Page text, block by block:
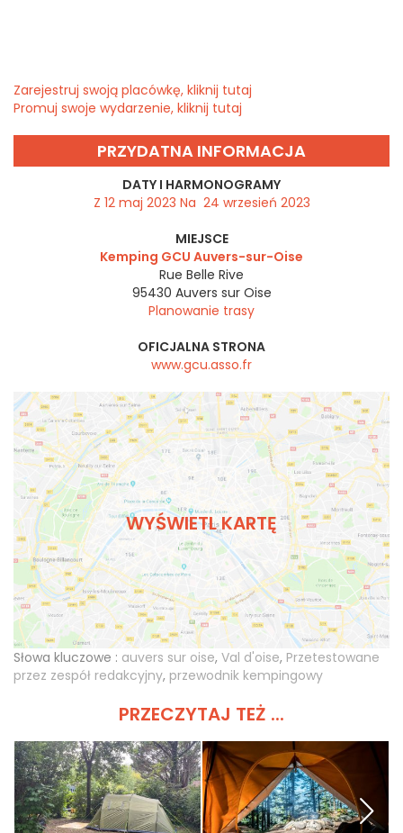
Zarejestruj swoją placówkę, kliknij tutaj
Promuj swoje wydarzenie, kliknij tutaj
PRZYDATNA INFORMACJA
DATY I HARMONOGRAMY
Z 12 maj 2023 Na 24 wrzesień 2023
MIEJSCE
Kemping GCU Auvers-sur-Oise
Rue Belle Rive
95430 Auvers sur Oise
Planowanie trasy
OFICJALNA STRONA
www.gcu.asso.fr
WYŚWIETL KARTĘ
Słowa kluczowe : auvers sur oise, Val d'oise, Przetestowane
przez zespół redakcyjny, przewodnik kempingowy
PRZECZYTAJ TEŻ ...